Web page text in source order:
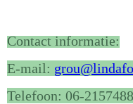
Contact informatie:
E-mail:
Telefoon: 06-